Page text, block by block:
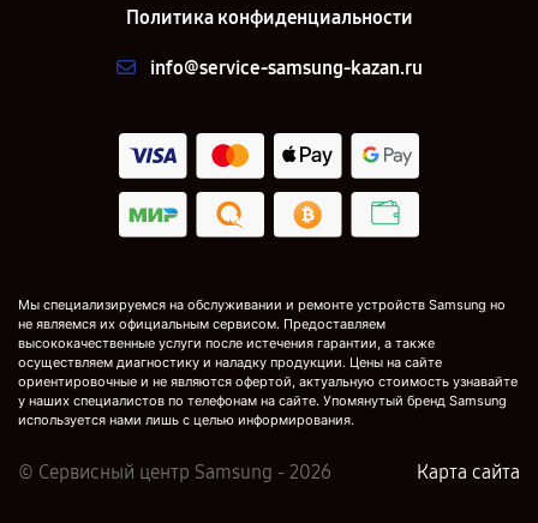
Политика конфиденциальности
info@service-samsung-kazan.ru
Мы специализируемся на обслуживании и ремонте устройств Samsung но
не являемся их официальным сервисом. Предоставляем
высококачественные услуги после истечения гарантии, а также
осуществляем диагностику и наладку продукции. Цены на сайте
ориентировочные и не являются офертой, актуальную стоимость узнавайте
у наших специалистов по телефонам на сайте. Упомянутый бренд Samsung
используется нами лишь с целью информирования.
© Сервисный центр Samsung - 2026 Карта сайта